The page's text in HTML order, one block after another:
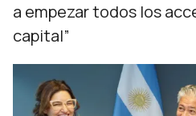
a empezar todos los
capital”